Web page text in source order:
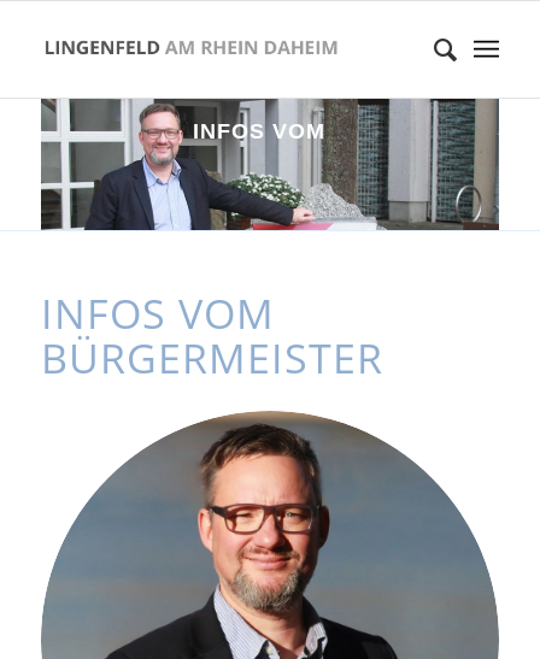
INFOS VOM
BÜ E RM
INFOS VOM
BÜRGERMEISTER